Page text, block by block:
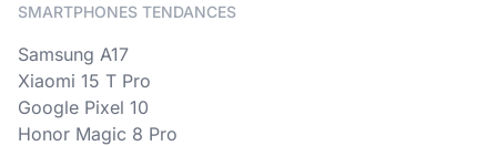
SMARTPHONES TENDANCES
Samsung A17
Xiaomi 15 T Pro
Google Pixel 10
Honor Magic 8 Pro